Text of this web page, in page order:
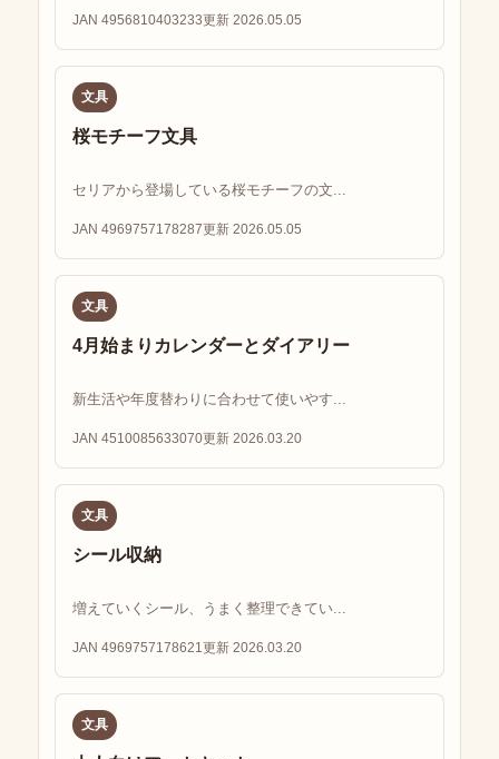
JAN 4956810403233更新 2026.05.05
文具
桜モチーフ文具
セリアから登場している桜モチーフの文...
JAN 4969757178287更新 2026.05.05
文具
4月始まりカレンダーとダイアリー
新生活や年度替わりに合わせて使いやす...
JAN 4510085633070更新 2026.03.20
文具
シール収納
増えていくシール、うまく整理できてい...
JAN 4969757178621 更新 2026.03.20
文具